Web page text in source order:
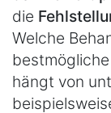
die
Welche
hängt von